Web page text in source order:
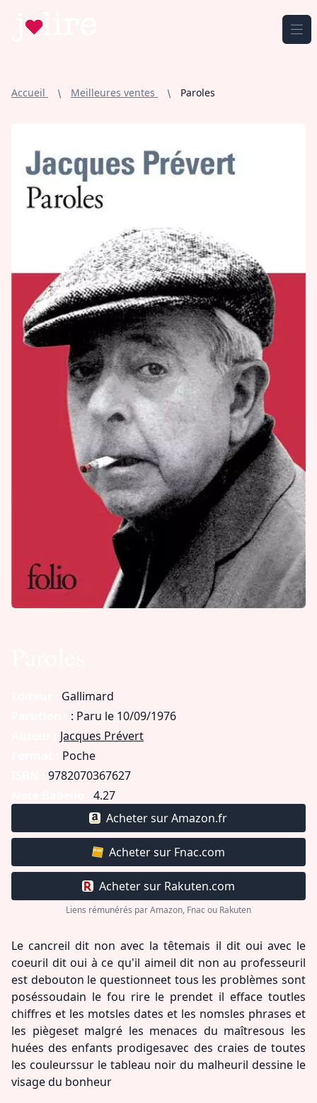
Accueil Meilleures ventes Paroles
Gallimard
: Paru le 10/09/1976
Jacques Prévert
Poche
9782070367627
4.27
Acheter sur Amazon.fr
Acheter sur Fnac.com
Acheter sur Rakuten.com
Liens rémunérés par Amazon, Fnac ou Rakuten
Le cancreil dit non avec la têtemais il dit oui avec le
coeuril dit oui à ce qu'il aimeil dit non au professeuril
est debouton le questionneet tous les problèmes sont
poséssoudain le fou rire le prendet il efface toutles
chiffres et les motsles dates et les nomsles phrases et
les piègeset malgré les menaces du maîtresous les
huées des enfants prodigesavec des craies de toutes
les couleurssur le tableau noir du malheuril dessine le
visage du bonheur